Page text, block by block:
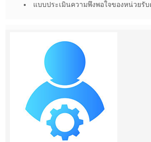
แบบประเมินความพึงพอใจของหน่วยรับ